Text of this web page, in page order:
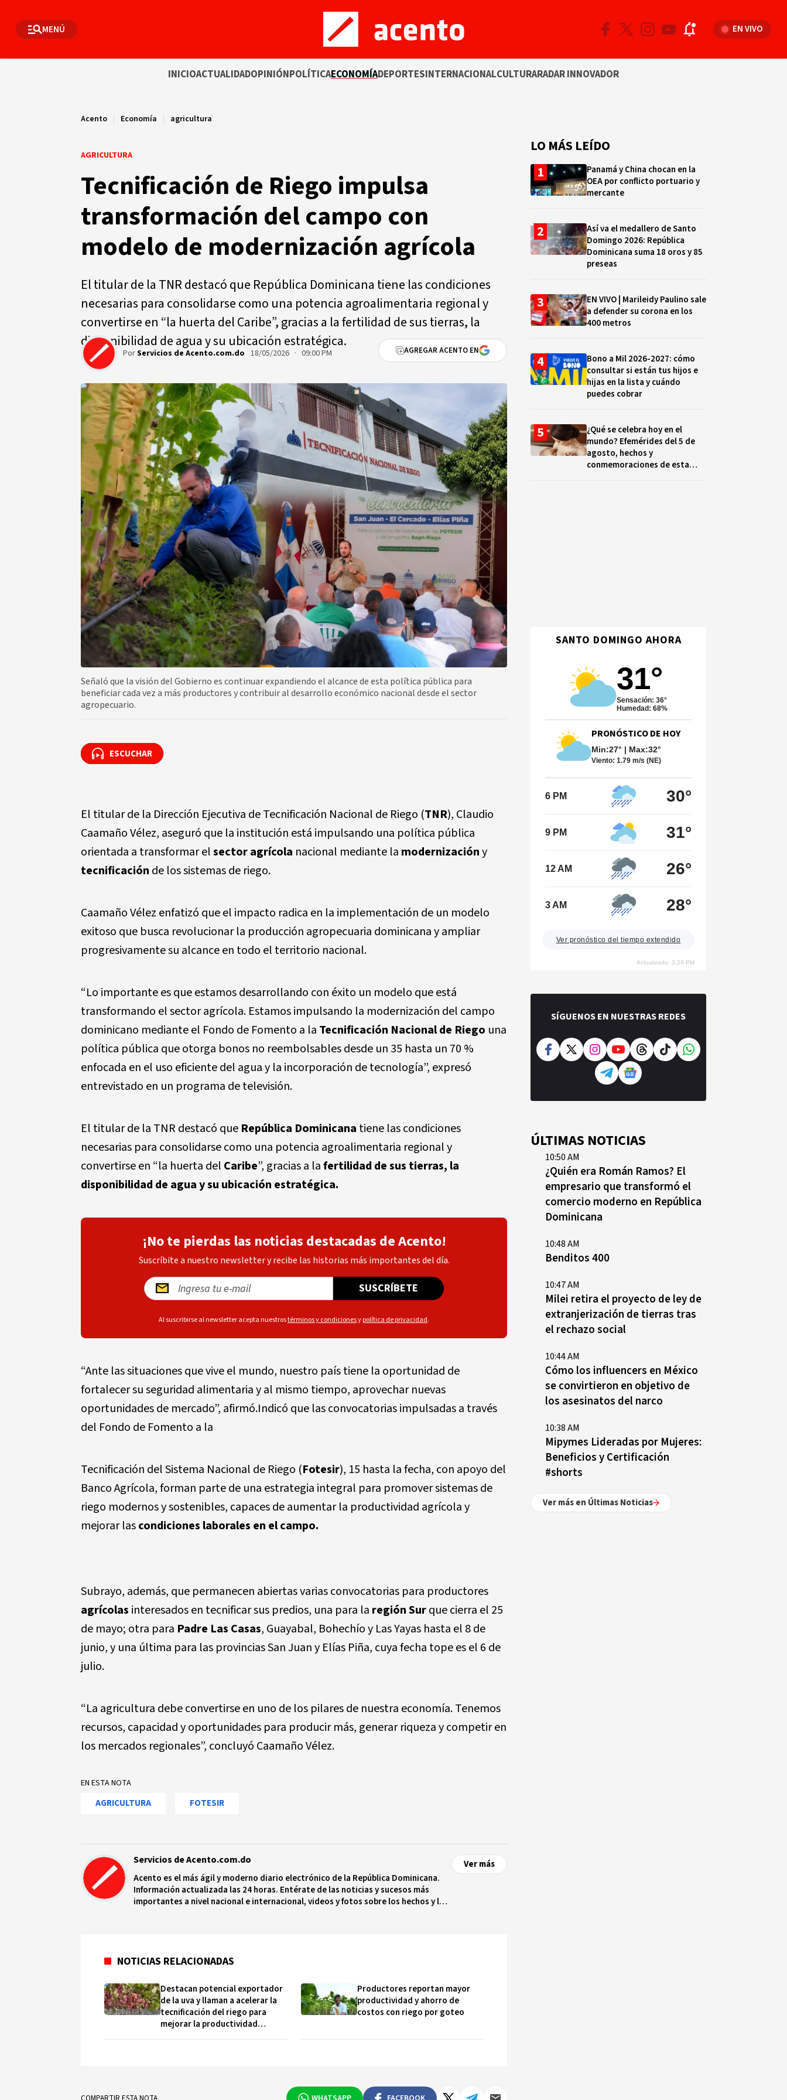
MENÚ EN VIVO
INICIOACTUALIDADOPINIÓNPOLÍTICAECONOMÍADEPORTESINTERNACIONALCULTURARADAR INNOVADOR
Acento | Economía | agricultura
AGRICULTURA
Tecnificación de Riego impulsa
transformación del campo con
modelo de modernización agrícola
El titular de la TNR destacó que República Dominicana tiene las condiciones
necesarias para consolidarse como una potencia agroalimentaria regional y
convertirse en “la huerta del Caribe”, gracias a la fertilidad de sus tierras, la
disponibilidad de agua y su ubicación estratégica.
PorServicios de Acento.com.do 18/05/2026 · 09:00 PM AGREGAR ACENTO EN
Señaló que la visión del Gobierno es continuar expandiendo el alcance de esta política pública para
beneficiar cada vez a más productores y contribuir al desarrollo económico nacional desde el sector
agropecuario.
ESCUCHAR
ESCUCHAR
El titular de la Dirección Ejecutiva de Tecnificación Nacional de Riego (TNR), Claudio
Caamaño Vélez, aseguró que la institución está impulsando una política pública
orientada a transformar elsector agrícola nacional mediante la modernizacióny
tecnificación de los sistemas de riego.
Caamaño Vélez enfatizó que el impacto radica en la implementación de un modelo
exitoso que busca revolucionar la producción agropecuaria dominicana y ampliar
progresivamente su alcance en todo el territorio nacional.
“Lo importante es que estamos desarrollando con éxito un modelo que está
transformando el sector agrícola. Estamos impulsando la modernización del campo
dominicano mediante el Fondo de Fomento a la Tecnificación Nacional de Riego una
política pública que otorga bonos no reembolsables desde un 35 hasta un 70 %
enfocada en el uso eficiente del agua y la incorporación de tecnología”, expresó
entrevistado en un programa de televisión.
El titular de la TNR destacó que República Dominicana tiene las condiciones
necesarias para consolidarse como una potencia agroalimentaria regional y
convertirse en “la huerta del Caribe”, gracias a lafertilidad de sus tierras, la
disponibilidad de agua y su ubicación estratégica.
¡No te pierdas las noticias destacadas de Acento!
Suscríbite a nuestro newsletter y recibe las historias más importantes del día.
SUSCRÍBETE
Al suscribirse al newsletter acepta nuestrostérminos y condicionesypolítica de privacidad.
“Ante las situaciones que vive el mundo, nuestro país tiene la oportunidad de
fortalecer su seguridad alimentaria y al mismo tiempo, aprovechar nuevas
oportunidades de mercado”, afirmó.Indicó que las convocatorias impulsadas a través
del Fondo de Fomento a la
Tecnificación del Sistema Nacional de Riego (Fotesir), 15 hasta la fecha, con apoyo del
Banco Agrícola, forman parte de una estrategia integral para promover sistemas de
riego modernos y sostenibles, capaces de aumentar la productividad agrícola y
mejorar lascondiciones laborales en el campo.
Subrayo, además, que permanecen abiertas varias convocatorias para productores
agrícolas interesados en tecnificar sus predios, una para la región Surque cierra el 25
de mayo; otra para Padre Las Casas, Guayabal, Bohechío y Las Yayas hasta el 8 de
junio, y una última para las provincias San Juan y Elías Piña, cuya fecha tope es el 6 de
julio.
“La agricultura debe convertirse en uno de los pilares de nuestra economía. Tenemos
recursos, capacidad y oportunidades para producir más, generar riqueza y competir en
los mercados regionales”, concluyó Caamaño Vélez.
EN ESTA NOTA
AGRICULTURA FOTESIR
Servicios de Acento.com.do
Acento es el más ágil y moderno diario electrónico de la República Dominicana.
Información actualizada las 24 horas. Entérate de las noticias y sucesos más
importantes a nivel nacional e internacional, videos y fotos sobre los hechos y los
Ver más
NOTICIAS RELACIONADAS
Destacan potencial exportador
de la uva y llaman a acelerar la
tecnificación del riego para
mejorar la productividad
Productores reportan mayor
productividad y ahorro de
costos con riego por goteo
LO MÁS LEÍDO
Panamá y China chocan en la
OEA por conflicto portuario y
mercante
Así va el medallero de Santo
Domingo 2026: República
Dominicana suma 18 oros y 85
preseas
EN VIVO | Marileidy Paulino sale
a defender su corona en los
400 metros
Bono a Mil 2026-2027: cómo
consultar si están tus hijos e
hijas en la lista y cuándo
puedes cobrar
¿Qué se celebra hoy en el
mundo? Efemérides del 5 de
agosto, hechos y
conmemoraciones de esta
SANTO DOMINGO AHORA
31°
Sensación: 36°
Humedad: 68%
PRONÓSTICO DE HOY
Min:27° | Max:32°
Viento: 1.79 m/s (NE)
6 PM 30°
9 PM 31°
12 AM 26°
3 AM 28°
Ver pronóstico del tiempo extendido
Actualizado: 3:29 PM
SÍGUENOS EN NUESTRAS REDES
ÚLTIMAS NOTICIAS
10:50 AM
¿Quién era Román Ramos? El
empresario que transformó el
comercio moderno en República
Dominicana
10:48 AM
Benditos 400
10:47 AM
Milei retira el proyecto de ley de
extranjerización de tierras tras
el rechazo social
10:44 AM
Cómo los influencers en México
se convirtieron en objetivo de
los asesinatos del narco
10:38 AM
Mipymes Lideradas por Mujeres:
Beneficios y Certificación
#shorts
Ver más en Últimas Noticias